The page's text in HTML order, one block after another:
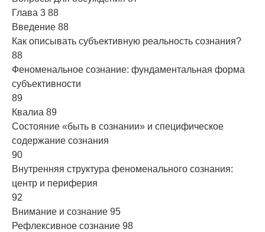
Глава 3 88
Введение 88
Как описывать субъективную реальность сознания?
88
Феноменальное сознание: фундаментальная форма
субъективности
89
Квалиа 89
Состояние «быть в сознании» и специфическое
содержание сознания
90
Внутренняя структура феноменального сознания:
центр и периферия
92
Внимание и сознание 95
Рефлексивное сознание 98